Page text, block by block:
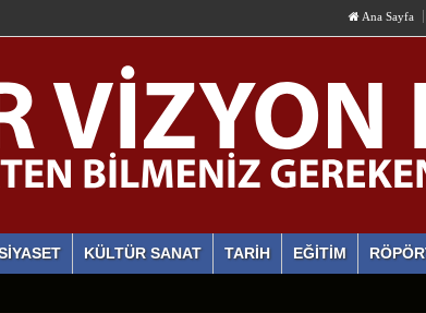
Ana Sayfa
KÜLTÜR SANAT TARİH EĞİTİM